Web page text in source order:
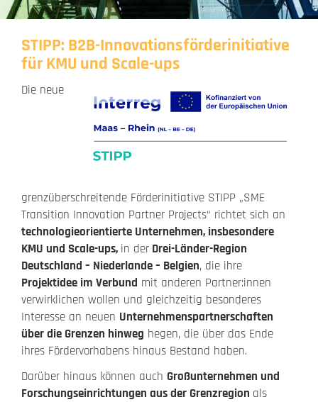
STIPP: B2B-Innovationsförderinitiative
für KMU und Scale-ups
Die neue
grenzüberschreitende Förderinitiative STIPP „SME
Transition Innovation Partner Projects“ richtet sich an
technologieorientierte Unternehmen, insbesondere
KMU und Scale-ups, in der Drei-Länder-Region
Deutschland – Niederlande – Belgien, die ihre
Projektidee im Verbund mit anderen Partner:innen
verwirklichen wollen und gleichzeitig besonderes
Interesse an neuen Unternehmenspartnerschaften
über die Grenzen hinweg hegen, die über das Ende
ihres Fördervorhabens hinaus Bestand haben.
Darüber hinaus können auch Großunternehmen und
Forschungseinrichtungen aus der Grenzregion als